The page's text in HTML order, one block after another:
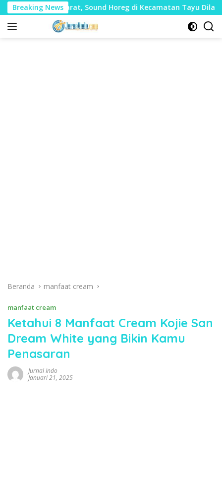
Langsung
ke
konten
Breaking News
Sound Horeg di Kecamatan Tayu Dilarang
Beranda manfaat cream
manfaat cream
Ketahui 8 Manfaat Cream Kojie San
Dream White yang Bikin Kamu
Penasaran
Jurnal Indo
Januari 21, 2025